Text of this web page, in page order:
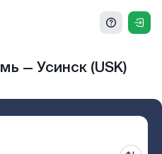
— Усинск (USK)